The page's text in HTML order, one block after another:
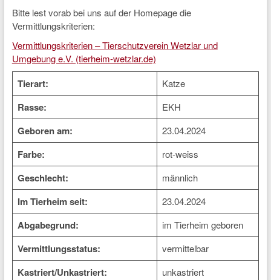
Bitte lest vorab bei uns auf der Homepage die
Vermittlungskriterien:
Vermittlungskriterien – Tierschutzverein Wetzlar und
Umgebung e.V. (tierheim-wetzlar.de)
Tierart: Katze
Rasse: EKH
Geboren am: 23.04.2024
Farbe: rot-weiss
Geschlecht: männlich
Im Tierheim seit: 23.04.2024
Abgabegrund: im Tierheim geboren
Vermittlungsstatus: vermittelbar
Kastriert/Unkastriert: unkastriert